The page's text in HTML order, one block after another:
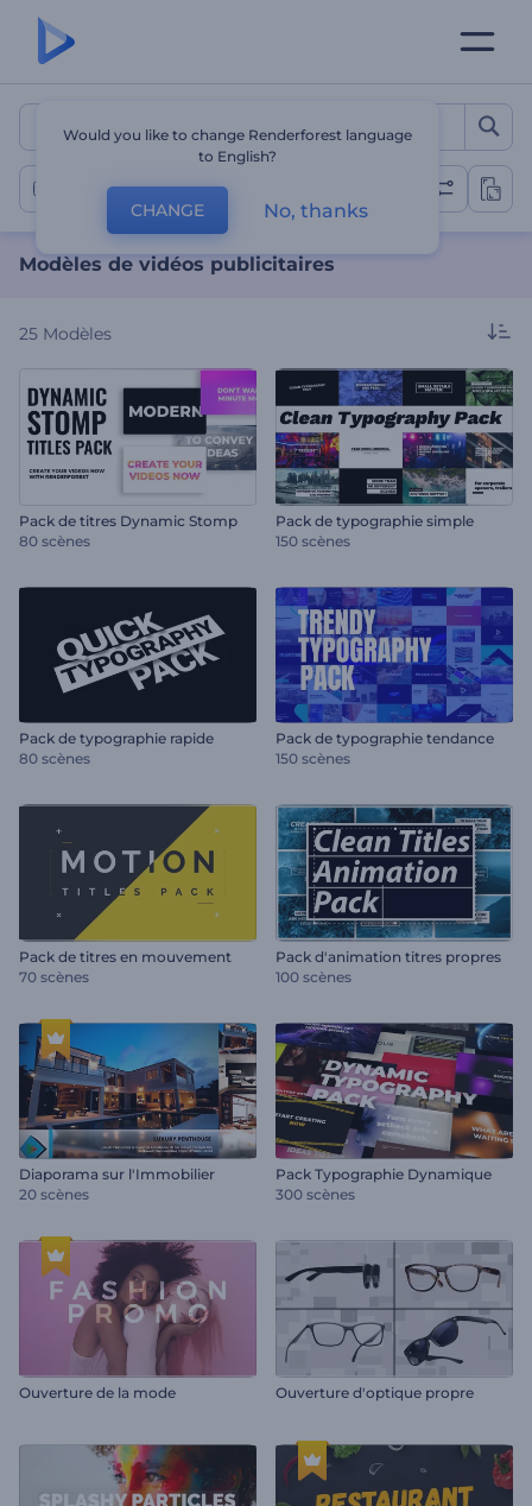
Modèles de vidéos
Vidéos publicitaires
Modèles de vidéos publicitaires
25 Modèles
Pack de titres Dynamic Stomp
80 scènes
Pack de typographie simple
150 scènes
Pack de typographie rapide
80 scènes
Pack de typographie tendance
150 scènes
Pack de titres en mouvement
70 scènes
Pack d'animation titres propres
100 scènes
Diaporama sur l'Immobilier
20 scènes
Pack Typographie Dynamique
300 scènes
Ouverture de la mode Ouverture d'optique propre
Would you like to change Renderforest language
to English?
CHANGE No, thanks